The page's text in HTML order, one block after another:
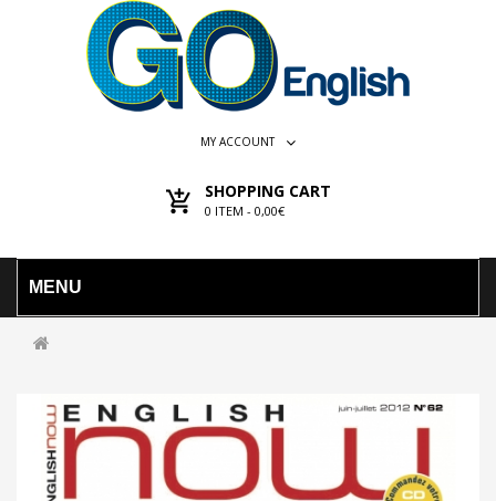
MY ACCOUNT
SHOPPING CART
0 ITEM - 0,00€
MENU